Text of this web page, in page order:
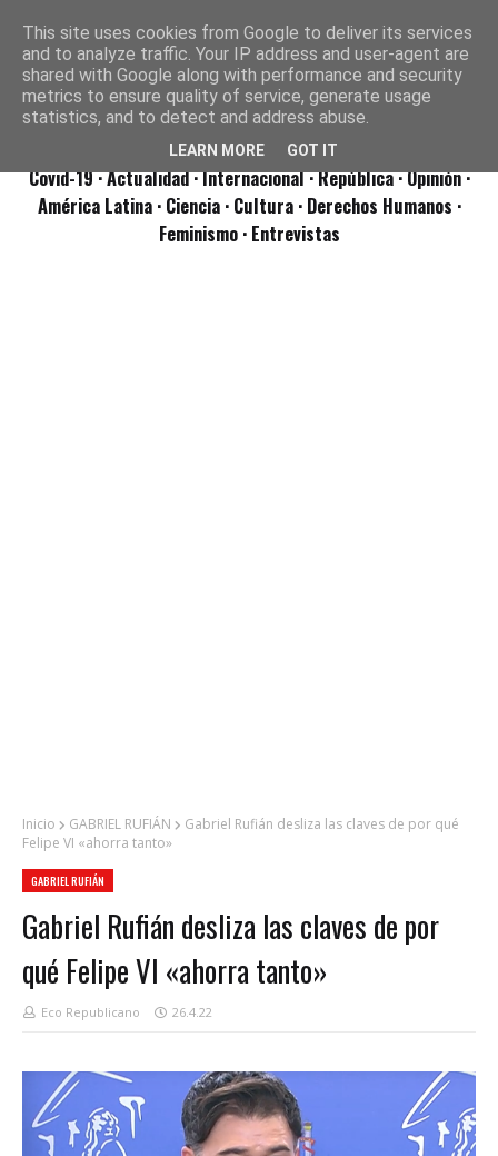
Covid-19· Actualidad· Internacional· República· Opinión·
América Latina · Ciencia · Cultura · Derechos Humanos ·
Feminismo · Entrevistas
Inicio GABRIEL RUFIÁN
Gabriel Rufián desliza las claves de por qué
Felipe VI «ahorra tanto»
GABRIEL RUFIÁN
Gabriel Rufián desliza las claves de por
qué Felipe VI «ahorra tanto»
Eco Republicano 26.4.22
This site uses cookies from Google to deliver its services
and to analyze traffic. Your IP address and user-agent are
shared with Google along with performance and security
metrics to ensure quality of service, generate usage
statistics, and to detect and address abuse.
LEARN MORE GOT IT